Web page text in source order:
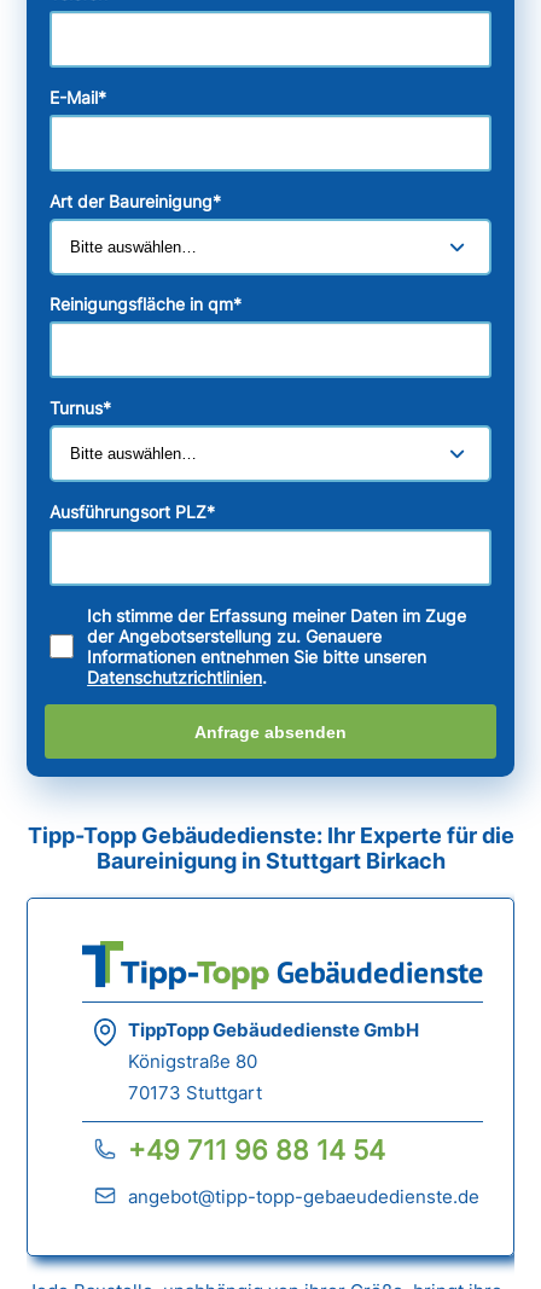
E-Mail*
Art der Baureinigung*
Reinigungsfläche in qm*
Turnus*
Ausführungsort PLZ*
Ich stimme der Erfassung meiner Daten im Zuge
der Angebotserstellung zu. Genauere
Informationen entnehmen Sie bitte unseren
Datenschutzrichtlinien.
Anfrage absenden
Tipp-Topp Gebäudedienste: Ihr Experte für die
Baureinigung in Stuttgart Birkach
TippTopp Gebäudedienste GmbH
Königstraße 80
70173 Stuttgart
+49 711 96 88 14 54
angebot@tipp-topp-gebaeudedienste.de